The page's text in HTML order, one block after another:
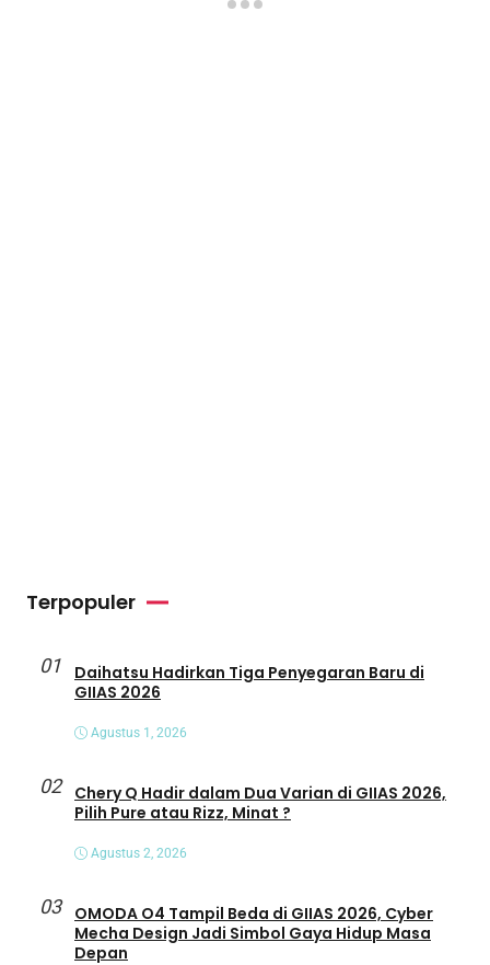
Terpopuler
01
Daihatsu Hadirkan Tiga Penyegaran Baru di
GIIAS 2026
Agustus 1, 2026
02
Chery Q Hadir dalam Dua Varian di GIIAS 2026,
Pilih Pure atau Rizz, Minat ?
Agustus 2, 2026
03
OMODA O4 Tampil Beda di GIIAS 2026, Cyber
Mecha Design Jadi Simbol Gaya Hidup Masa
Depan